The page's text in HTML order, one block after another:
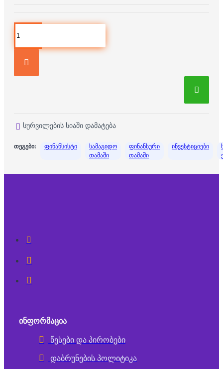
სურვილების სიაში დამატება
თეგები: ფინანსისტი
სამაგიდო
თამაში
ფინანსური
თამაში
ინვესტიციები
ᲘᲜᲤᲝᲠᲛᲐᲪᲘᲐ
წესები და პირობები
დაბრუნების პოლიტიკა